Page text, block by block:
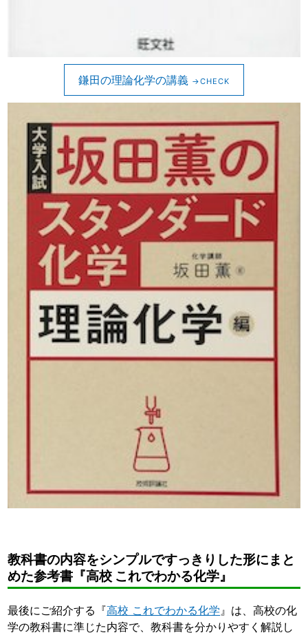
鎌田の理論化学の講義
教科書の内容をシンプルですっきりした形にまと
めた参考書『高校 これでわかる化学』
最後にご紹介する『高校 これでわかる化学』は、高校の化
学の教科書に準じた内容で、教科書を分かりやすく解説し